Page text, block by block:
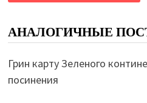
АНАЛОГИЧНЫЕ
Грин карту Зеленого
посинения